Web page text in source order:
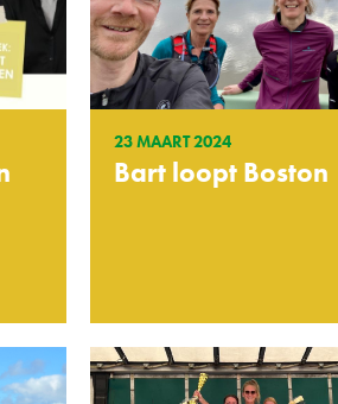
23 MAART 2024
Bart loopt Boston